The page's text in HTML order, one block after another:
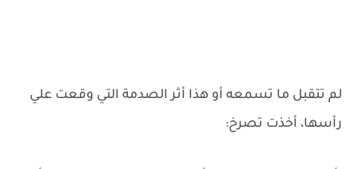
لم تتقبل ما تسمعه أو هذا أثر الصدمة التي وقعت علي
رأسها، أخذت تصرخ: